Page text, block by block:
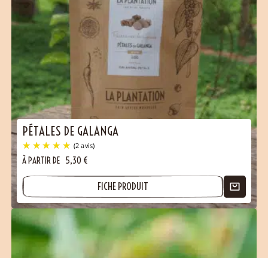
PÉTALES DE GALANGA
À PARTIR DE 5,30 €
FICHE PRODUIT